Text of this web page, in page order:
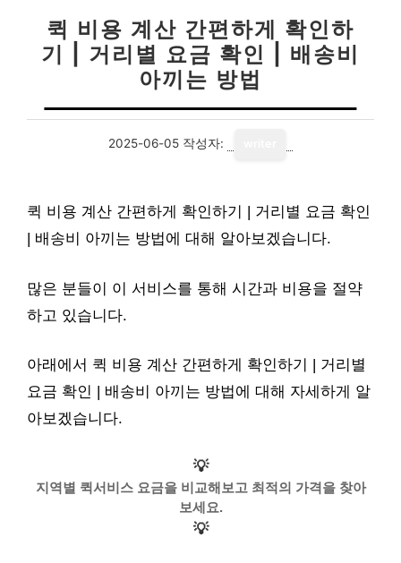
퀵 비용 계산 간편하게 확인하
기 | 거리별 요금 확인 | 배송비
아끼는 방법
2025-06-05 작성자:
퀵 비용 계산 간편하게 확인하기 | 거리별 요금 확인
| 배송비 아끼는 방법에 대해 알아보겠습니다.
많은 분들이 이 서비스를 통해 시간과 비용을 절약
하고 있습니다.
아래에서 퀵 비용 계산 간편하게 확인하기 | 거리별
요금 확인 | 배송비 아끼는 방법에 대해 자세하게 알
아보겠습니다.
💡
지역별 퀵서비스 요금을 비교해보고 최적의 가격을 찾아
보세요.
💡